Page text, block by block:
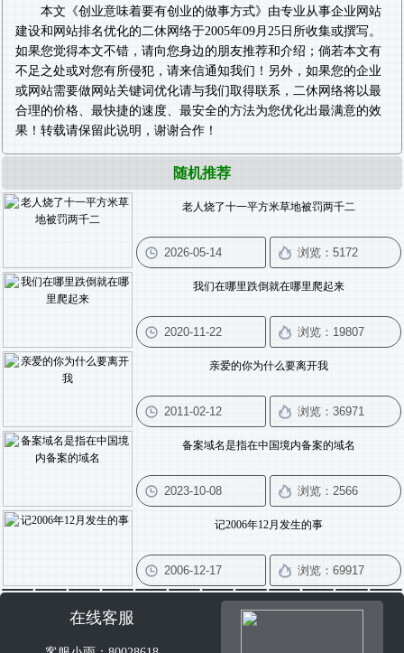
本文《创业意味着要有创业的做事方式》由专业从事企业网站
建设和 网站排名优化的二休网络于2005年09月25日所收集或撰写。
如果您觉得本文不错，请向您身边的朋友推荐和介绍；倘若本文有
不足之处或对您有所侵犯，请来信通知我们！另外，如果您的企业
或网站需要做网站关键词优化请与我们取得联系，二休网络将以最
合理的价格、最快捷的速度、最安全的方法为您优化出最满意的效
果！转载请保留此说明，谢谢合作！
随机推荐
老人烧了十一平方米草地被罚两千二
我们在哪里跌倒就在哪里爬起来
亲爱的你为什么要离开我
备案域名是指在中国境内备案的域名
记2006年12月发生的事
在线客服